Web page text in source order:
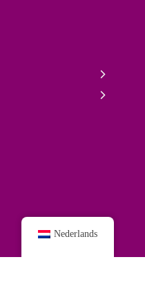
Nederlands